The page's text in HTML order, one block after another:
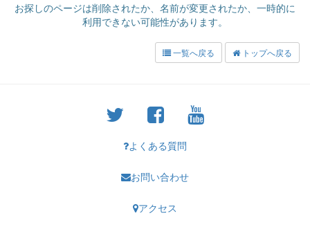
お探しのページは削除されたか、名前が変更されたか、一時的に
利用できない可能性があります。
一覧へ戻る トップへ戻る
よくある質問
お問い合わせ
アクセス